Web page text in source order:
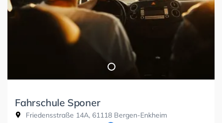
Fahrschule Sponer
Friedensstraße 14A, 61118 Bergen-Enkheim